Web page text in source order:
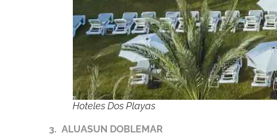
Hoteles Dos Playas
3. ALUASUN DOBLEMAR